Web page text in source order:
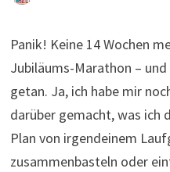
Panik! Keine 14 Wochen
Jubiläums-Marathon –
getan. Ja, ich habe mir
darüber gemacht, was ich
Plan von irgendeinem
zusammenbasteln oder